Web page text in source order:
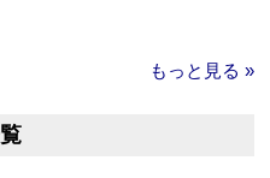
もっと見る »